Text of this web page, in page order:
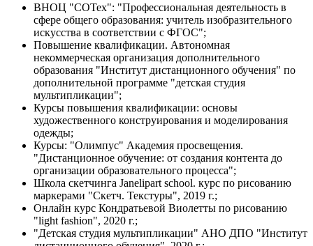
ВНОЦ "СОТех": "Профессиональная деятельность в
сфере общего образования: учитель изобразительного
искусства в соответствии с ФГОС";
Повышение квалификации. Автономная
некоммерческая организация дополнительного
образования "Институт дистанционного обучения" по
дополнительной программе "детская студия
мультипликации";
Курсы повышения квалификации: основы
художественного конструирования и моделирования
одежды;
Курсы: "Олимпус" Академия просвещения.
"Дистанционное обучение: от создания контента до
организации образовательного процесса";
Школа скетчинга Janelipart school. курс по рисованию
маркерами "Скетч. Текстуры", 2019 г.;
Онлайн курс Кондратьевой Виолетты по рисованию
"light fashion", 2020 г.;
"Детская студия мультипликации" АНО ДПО "Институт